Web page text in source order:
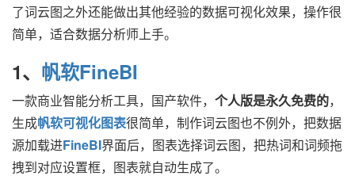
了词云图之外还能做出其他经验的数据可视化效果，操作很
简单，适合数据分析师上手。
1、 帆软FineBI
一款商业智能分析工具，国产软件， 个人版是永久免费的，
生成帆软可视化图表很简单，制作词云图也不例外，把数据
源加载进FineBI界面后，图表选择词云图，把热词和词频拖
拽到对应设置框，图表就自动生成了。